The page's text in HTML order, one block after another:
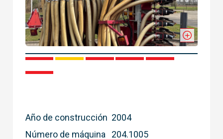
Año de construcción 2004
Número de máquina
204.1005